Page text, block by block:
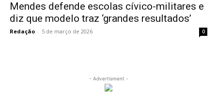
Mendes defende escolas cívico-militares e
diz que modelo traz ‘grandes resultados’
Redação - 5 de março de 2026 0
- Advertisment -